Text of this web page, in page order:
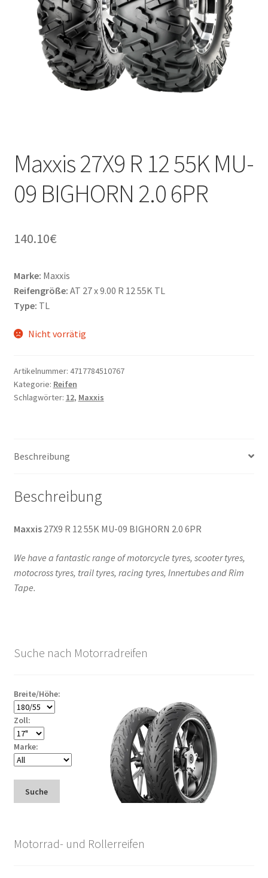
Maxxis 27X9 R 12 55K MU-
09 BIGHORN 2.0 6PR
140.10€
Marke: Maxxis
Reifengröße: AT 27 x 9.00 R 12 55K TL
Type: TL
Nicht vorrätig
Artikelnummer: 4717784510767
Kategorie: Reifen
Schlagwörter: 12, Maxxis
Beschreibung
Beschreibung
Maxxis27X9 R 12 55K MU-09 BIGHORN 2.0 6PR
We have a fantastic range of motorcycle tyres, scooter tyres,
motocross tyres, trail tyres, racing tyres, Innertubes and Rim
Tape.
Suche nach Motorradreifen
Breite/Höhe:
Zoll:
Marke:
Suche
Motorrad- und Rollerreifen